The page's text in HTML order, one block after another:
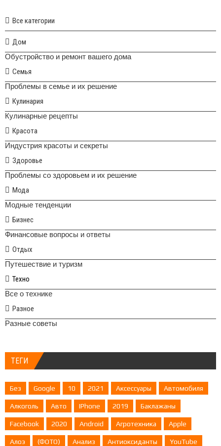
Все категории
Дом
Обустройство и ремонт вашего дома
Семья
Проблемы в семье и их решение
Кулинария
Кулинарные рецепты
Красота
Индустрия красоты и секреты
Здоровье
Проблемы со здоровьем и их решение
Мода
Модные тенденции
Бизнес
Финансовые вопросы и ответы
Отдых
Путешествие и туризм
Техно
Все о технике
Разное
Разные советы
ТЕГИ
Без Google 10 2021 Аксессуары Автомобиля
Алкоголь Авто IPhone 2019 Баклажаны
Facebook 2020 Android Агротехника Apple
Алоэ (ФОТО) Анализ Антиоксиданты YouTube